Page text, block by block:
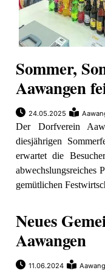
Sommer,
Aawangen
24.05.2025
Der Dorfverein
diesjährigen
erwartet die
abwechslungsreiches
gemütlichen
Neues
Aawangen
11.06.2024